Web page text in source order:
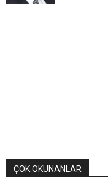
ÇOK OKUNANLAR